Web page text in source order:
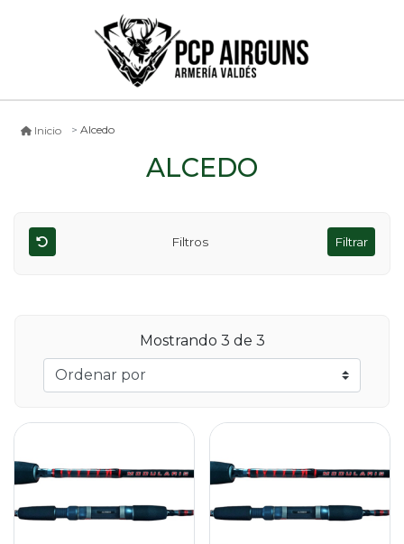
Inicio Alcedo
ALCEDO
Filtros Filtrar
Mostrando 3 de 3